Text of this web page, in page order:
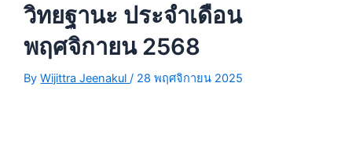
วิทยฐานะ ประจำเดือน
พฤศจิกายน 2568
ByWijittra Jeenakul/ 28 พฤศจิกายน 2025